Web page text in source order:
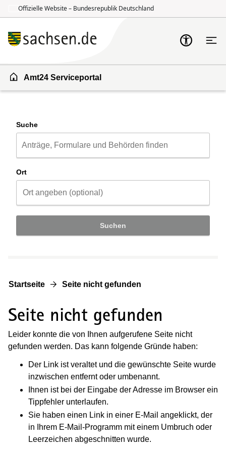
Offizielle Website – Bundesrepublik Deutschland
Amt24 Serviceportal
Suche
Ort
Suchen
Startseite Seite nicht gefunden
Seite nicht gefunden
Leider konnte die von Ihnen aufgerufene Seite nicht
gefunden werden. Das kann folgende Gründe haben:
Der Link ist veraltet und die gewünschte Seite wurde
inzwischen entfernt oder umbenannt.
Ihnen ist bei der Eingabe der Adresse im Browser ein
Tippfehler unterlaufen.
Sie haben einen Link in einer E-Mail angeklickt, der
in Ihrem E-Mail-Programm mit einem Umbruch oder
Leerzeichen abgeschnitten wurde.